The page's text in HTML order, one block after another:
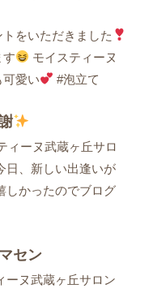
をいただきました
す
モイスティーヌ
愛い
#泡立て
ィーヌ武蔵ヶ丘サロ
日、新しい出逢いが
しかったのでブログ
セン
ーヌ武蔵ヶ丘サロン